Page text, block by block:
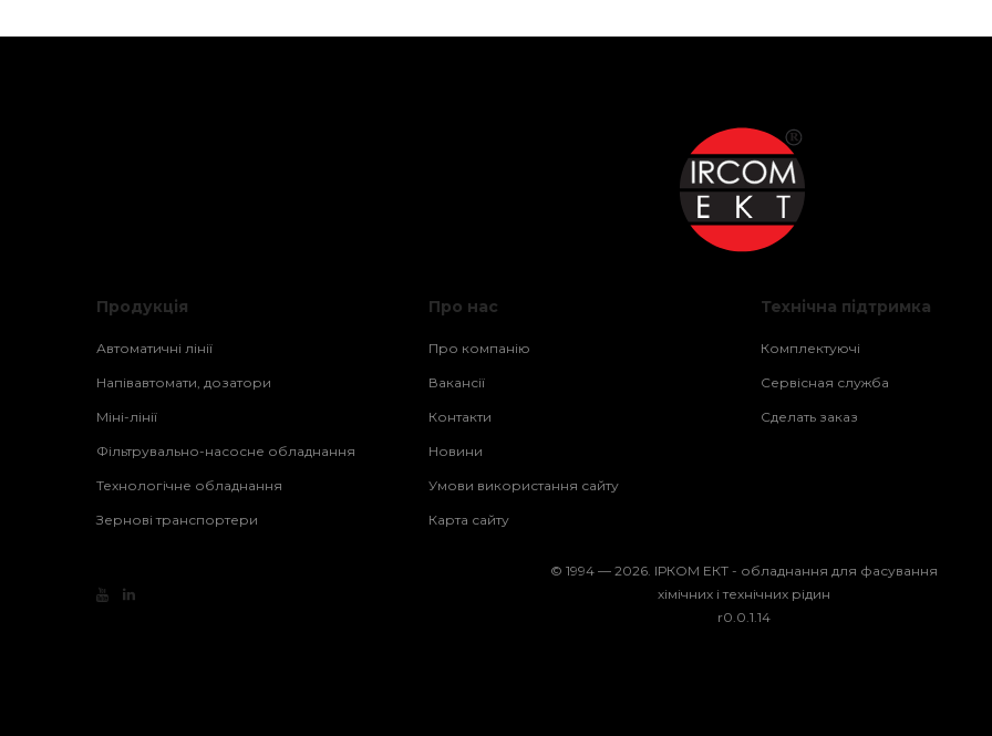
Продукція
Автоматичні лінії
Напівавтомати, дозатори
Міні-лінії
Фільтрувально-насосне обладнання
Технологічне обладнання
Зернові транспортери
Про нас
Про компанію
Вакансії
Контакти
Новини
Умови використання сайту
Карта сайту
Технічна підтримка
Комплектуючі
Сервісная служба
Сделать заказ
© 1994 — 2026. ІРКОМ ЕКТ - обладнання для фасування
хімічних і технічних рідин
r0.0.1.14